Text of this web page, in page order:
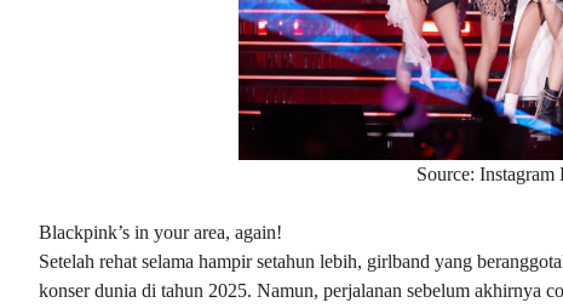
Source: Instagram
Blackpink’s in your area, again!
Setelah rehat selama hampir setahun lebih, girlband yang
konser dunia di tahun 2025. Namun, perjalanan sebelum akhirnya